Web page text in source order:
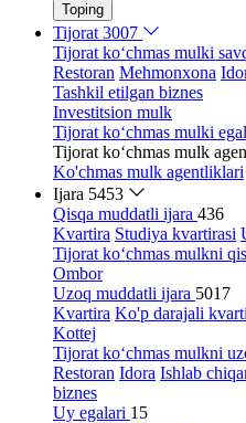
Toping
Tijorat 3007
Tijorat ko‘chmas mulki
Restoran Mehmonxona
Tashkil etilgan biznes
Investitsion mulk
Tijorat ko‘chmas mulki
Tijorat ko‘chmas mulk
Ko'chmas mulk agentliklari
Ijara 5453
Qisqa muddatli ijara 436
Kvartira Studiya kvartirasi
Tijorat ko‘chmas mulkni
Ombor
Uzoq muddatli ijara 5017
Kvartira Ko'p darajali
Kottej
Tijorat ko‘chmas mulkni
Restoran Idora Ishlab
biznes
Uy egalari 15